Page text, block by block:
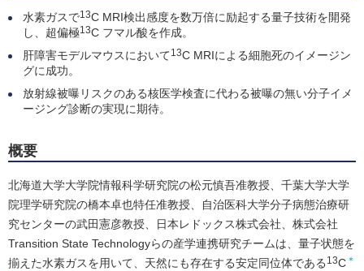
水素ガスで13C MRI検出感度を数万倍に励起する量子技術を開発
し、超偏極13C フマル酸を作成。
肝障害モデルマウスにおいて13C MRIによる細胞死のイメージン
グに成功。
放射線被曝リスクのある核医学検査に代わる被曝の無い分子イメ
ージング診断の実現に期待。
概要
北海道大学大学院情報科学研究院の松元慎吾准教授、千葉大学大学
院理学研究院の橋本卓也特任准教授、自治医科大学分子病態治療研
究センターの武田憲彦教授、日本レドックス株式会社、株式会社
Transition State Technologyらの産学連携研究チームは、量子状態を
揃えた水素ガスを用いて、天然にも存在する安定同位体である 13C ＊